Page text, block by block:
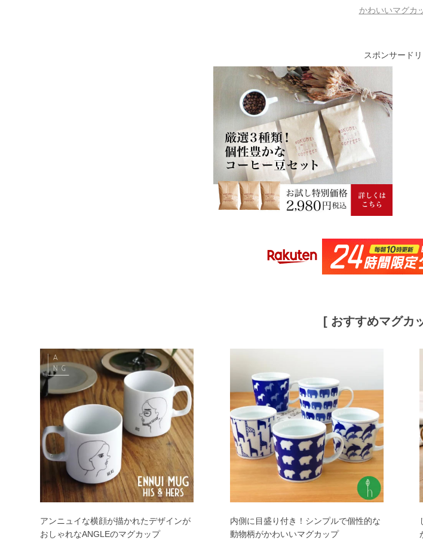
かわいいマグカ
スポンサード
[ おすすめマグカ
アンニュイな横顔が描かれたデザインが
おしゃれなANGLEのマグカップ
内側に目盛り付き！シンプルで個性的な
動物柄がかわいいマグカップ